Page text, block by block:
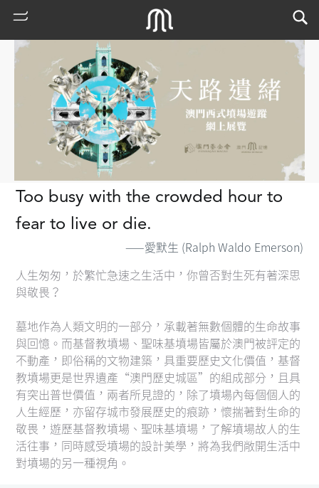
Too busy with the crowded hour to
fear to live or die.
——愛默生 (Ralph Waldo Emerson)
人生匆匆，於繁忙急速之生活中，你曾否對生死有著深思
與敬畏？
墓地作為人類文明的一部分，承載著無數個體的生命故事
與回憶。而基督教墳場、聖味基墳場皆屬於澳門被評定的
不動產，即俗稱的文物建築，具重要歷史文化價值，基督
教墳場更是世界遺產“澳門歷史城區”的組成部分，且具
有突出普世價值，兩者所見證的，除了墳場內每個個人的
人生經歷，亦留存城市發展歷史的痕跡，懷揣著對生命的
敬畏，遊歷基督教墳場、聖味基墳場，了解墳場故人的生
活往事，同時感受墳場的設計美學，將為我們敞開生活中
對墳場的另一種視角。